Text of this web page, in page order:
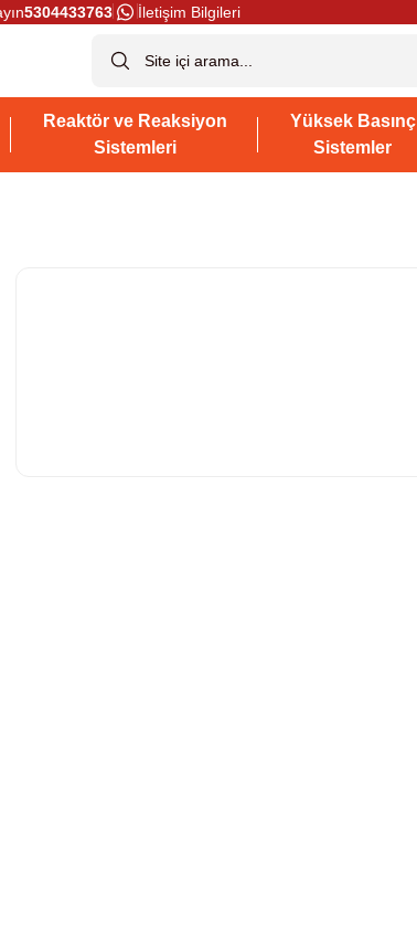
5304433763 İletişim Bilgileri
Reaktör ve Reaksiyon
Sistemleri
Yüksek Basınç
Sistemler